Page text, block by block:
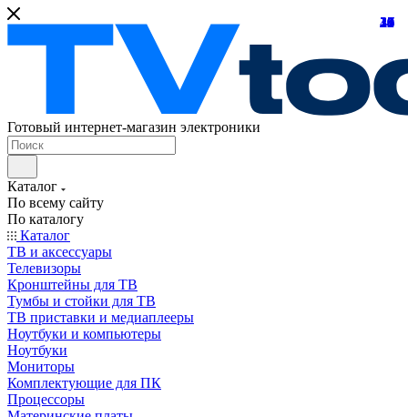
Готовый интернет-магазин электроники
Каталог
По всему сайту
По каталогу
Каталог
ТВ и аксессуары
Телевизоры
Кронштейны для ТВ
Тумбы и стойки для ТВ
ТВ приставки и медиаплееры
Ноутбуки и компьютеры
Ноутбуки
Мониторы
Комплектующие для ПК
Процессоры
21
24
10
7
39
10
8
25
18
32
7
24
31
15
45
26
16
12
27